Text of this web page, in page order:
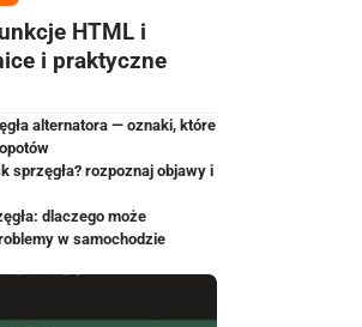
HTML i
i praktyczne
alternatora — oznaki, które
sprzęgła? rozpoznaj objawy i
dlaczego może
w samochodzie